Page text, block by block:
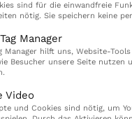
sind für die einwandfreie
nötig. Sie speichern keine
Manager
Manager hilft uns, Website-
Besucher unsere Seite nutzen
Video
und Cookies sind nötig, um